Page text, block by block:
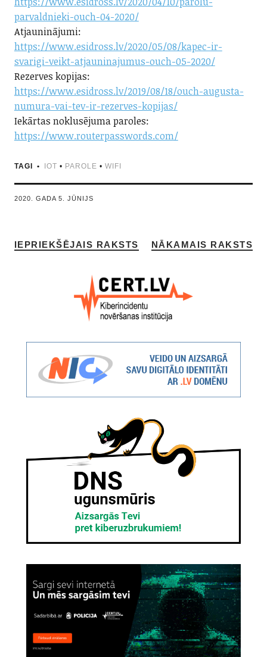
parvaldnieki-ouch-04-2020/
Atjauninājumi:
https://www.esidross.lv/2020/05/08/kapec-ir-
svarigi-veikt-atjauninajumus-ouch-05-2020/
Rezerves kopijas:
https://www.esidross.lv/2019/08/18/ouch-augusta-
numura-vai-tev-ir-rezerves-kopijas/
Iekārtas noklusējuma paroles:
https://www.routerpasswords.com/
TAGI IOT • PAROLE • WIFI
2020. GADA 5. JŪNIJS
IEPRIEKŠĒJAIS RAKSTS NĀKAMAIS RAKSTS